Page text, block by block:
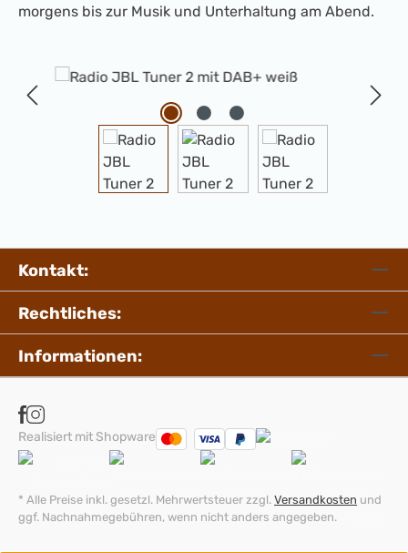
Bildergalerie überspringen
morgens bis zur Musik und Unterhaltung am Abend.
Kontakt:
Rechtliches:
Informationen:
Realisiert mit Shopware
* Alle Preise inkl. gesetzl. Mehrwertsteuer zzgl. Versandkosten und
ggf. Nachnahmegebühren, wenn nicht anders angegeben.